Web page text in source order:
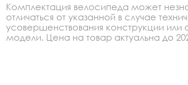
Комплектация велосипеда может
отличаться от указанной в случае
усовершенствования конструкции или
модели. Цена на товар актуальна до